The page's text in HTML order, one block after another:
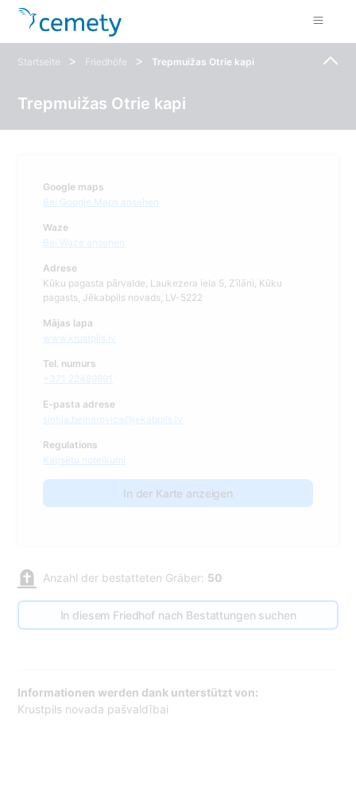
Startseite > Friedhöfe > Trepmuižas Otrie kapi
Trepmuižas Otrie kapi
Google maps
Bei Google Maps ansehen
Waze
Bei Waze ansehen
Adrese
Kūku pagasta pārvalde, Laukezera iela 5, Zīlāni, Kūku
pagasts, Jēkabpils novads, LV-5222
Mājas lapa
www.krustpils.lv
Tel. numurs
+371 22489891
E-pasta adrese
sintija.beinarovica@jekabpils.lv
Regulations
Kapsētu noteikumi
In der Karte anzeigen
Anzahl der bestatteten Gräber: 50
In diesem Friedhof nach Bestattungen suchen
Informationen werden dank unterstützt von:
Krustpils novada pašvaldībai